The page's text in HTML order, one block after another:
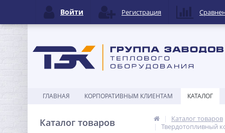
ГЛАВНАЯ КОРПОРАТИВНЫМ КЛИЕНТАМ КАТАЛОГ
Каталог товаров Каталог товаров
Твердотопливный
Войти Регистрация